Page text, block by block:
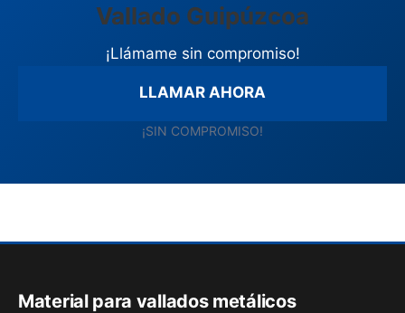
Vallado Guipúzcoa
¡Llámame sin compromiso!
LLAMAR AHORA
¡SIN COMPROMISO!
Material para vallados metálicos